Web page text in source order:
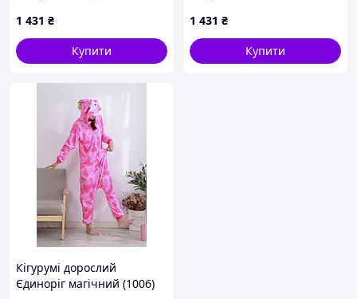
1 431 ₴
Купити
1 431 ₴
Купити
Кігурумі дорослий
Єдиноріг магічний (1006)